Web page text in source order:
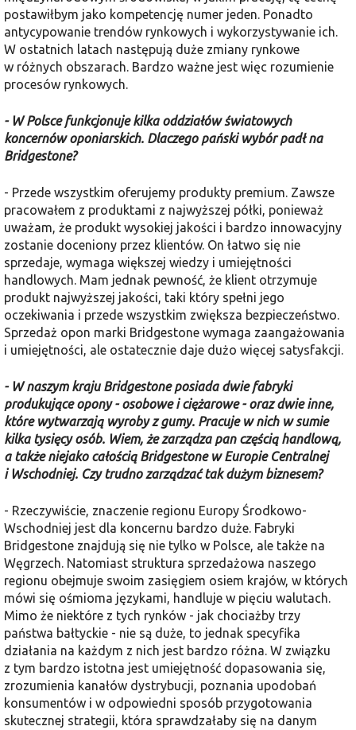
postawiłbym jako kompetencję numer jeden. Ponadto
antycypowanie trendów rynkowych i wykorzystywanie ich.
W ostatnich latach następują duże zmiany rynkowe
w różnych obszarach. Bardzo ważne jest więc rozumienie
procesów rynkowych.
- W Polsce funkcjonuje kilka oddziałów światowych
koncernów oponiarskich. Dlaczego pański wybór padł na
Bridgestone?
- Przede wszystkim oferujemy produkty premium. Zawsze
pracowałem z produktami z najwyższej półki, ponieważ
uważam, że produkt wysokiej jakości i bardzo innowacyjny
zostanie doceniony przez klientów. On łatwo się nie
sprzedaje, wymaga większej wiedzy i umiejętności
handlowych. Mam jednak pewność, że klient otrzymuje
produkt najwyższej jakości, taki który spełni jego
oczekiwania i przede wszystkim zwiększa bezpieczeństwo.
Sprzedaż opon marki Bridgestone wymaga zaangażowania
i umiejętności, ale ostatecznie daje dużo więcej satysfakcji.
- W naszym kraju Bridgestone posiada dwie fabryki
produkujące opony - osobowe i ciężarowe - oraz dwie inne,
które wytwarzają wyroby z gumy. Pracuje w nich w sumie
kilka tysięcy osób. Wiem, że zarządza pan częścią handlową,
a także niejako całością Bridgestone w Europie Centralnej
i Wschodniej. Czy trudno zarządzać tak dużym biznesem?
- Rzeczywiście, znaczenie regionu Europy Środkowo-
Wschodniej jest dla koncernu bardzo duże. Fabryki
Bridgestone znajdują się nie tylko w Polsce, ale także na
Węgrzech. Natomiast struktura sprzedażowa naszego
regionu obejmuje swoim zasięgiem osiem krajów, w których
mówi się ośmioma językami, handluje w pięciu walutach.
Mimo że niektóre z tych rynków - jak chociażby trzy
państwa bałtyckie - nie są duże, to jednak specyfika
działania na każdym z nich jest bardzo różna. W związku
z tym bardzo istotna jest umiejętność dopasowania się,
zrozumienia kanałów dystrybucji, poznania upodobań
konsumentów i w odpowiedni sposób przygotowania
skutecznej strategii, która sprawdzałaby się na danym